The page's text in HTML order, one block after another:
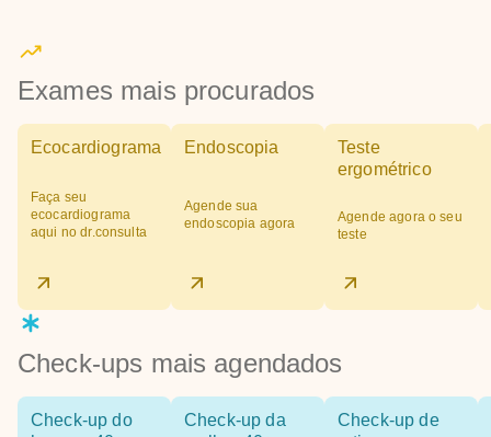
Exames mais procurados
Ecocardiograma
Faça seu
ecocardiograma
aqui no dr.consulta
Endoscopia
Agende sua
endoscopia agora
Teste
ergométrico
Agende agora o seu
teste
Check-ups mais agendados
Check-up do
Check-up da
Check-up de